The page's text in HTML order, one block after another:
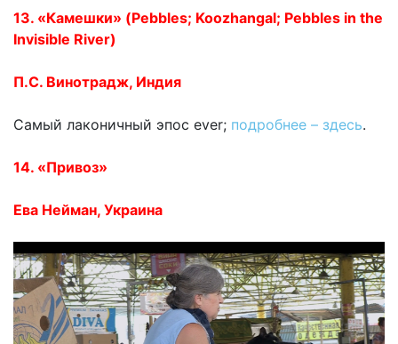
13. «Камешки» (Pebbles; Koozhangal; Pebbles in the
Invisible River)
П.С. Винотрадж, Индия
Самый лаконичный эпос ever; подробнее – здесь.
14. «Привоз»
Ева Нейман, Украина